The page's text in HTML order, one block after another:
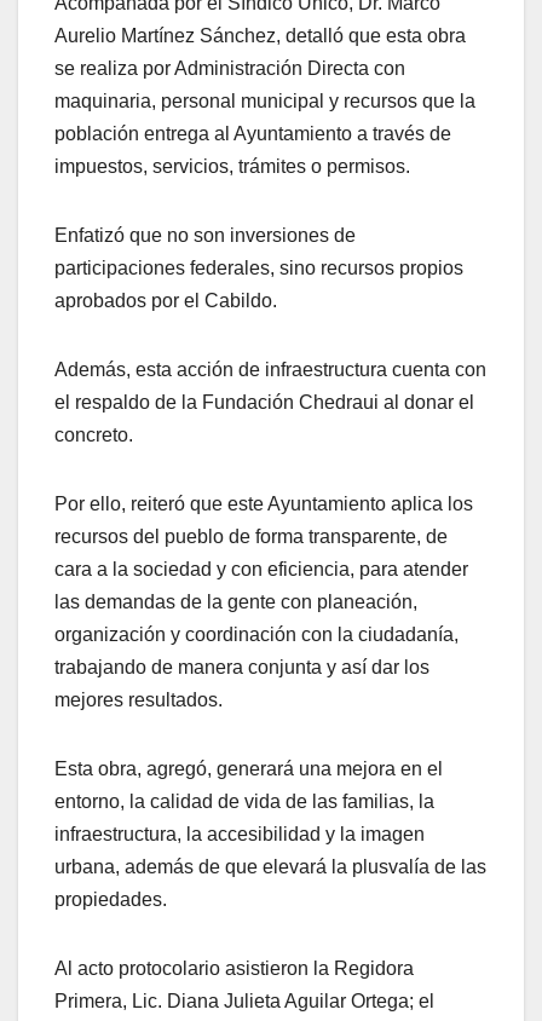
Aurelio Martínez Sánchez, detalló que esta obra
se realiza por Administración Directa con
maquinaria, personal municipal y recursos que la
población entrega al Ayuntamiento a través de
impuestos, servicios, trámites o permisos.
Enfatizó que no son inversiones de
participaciones federales, sino recursos propios
aprobados por el Cabildo.
Además, esta acción de infraestructura cuenta con
el respaldo de la Fundación Chedraui al donar el
concreto.
Por ello, reiteró que este Ayuntamiento aplica los
recursos del pueblo de forma transparente, de
cara a la sociedad y con eficiencia, para atender
las demandas de la gente con planeación,
organización y coordinación con la ciudadanía,
trabajando de manera conjunta y así dar los
mejores resultados.
Esta obra, agregó, generará una mejora en el
entorno, la calidad de vida de las familias, la
infraestructura, la accesibilidad y la imagen
urbana, además de que elevará la plusvalía de las
propiedades.
Al acto protocolario asistieron la Regidora
Primera, Lic. Diana Julieta Aguilar Ortega; el